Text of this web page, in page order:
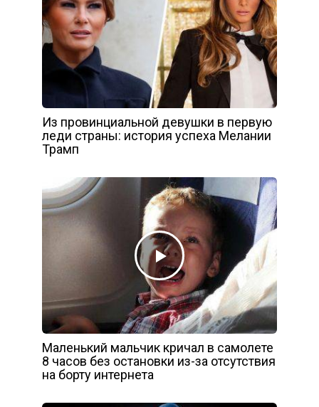
Из провинциальной девушки в первую
леди страны: история успеха Мелании
Трамп
Маленький мальчик кричал в самолете
8 часов без остановки из-за отсутствия
на борту интернета